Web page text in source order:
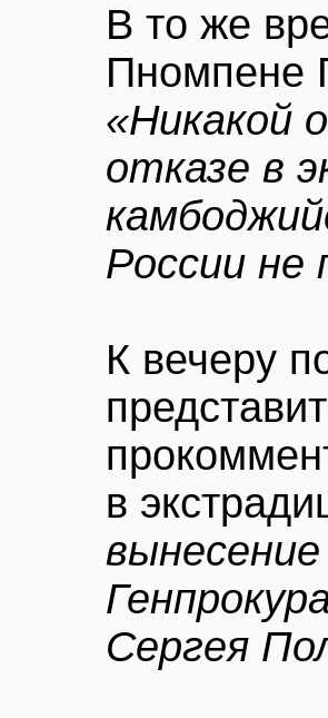
В то же
Пномпене
«Никакой
отказе в
России не
К вечеру
в
Сергея